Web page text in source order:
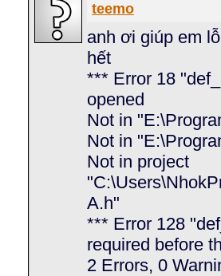
teemo
anh ơi giúp em
hết
*** Error 18
opened
Not in
Not in
Not in project
A.h"
*** Error 128
required before
2 Errors, 0